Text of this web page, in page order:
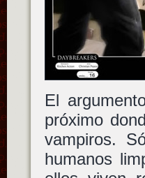
El
próximo
vampiros.
humanos